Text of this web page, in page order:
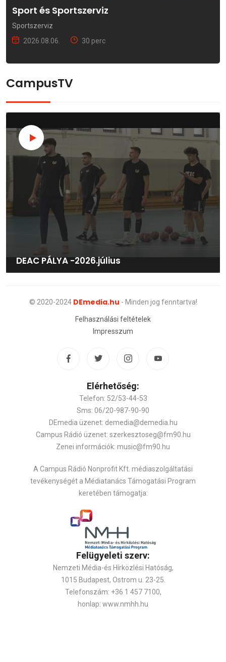
Sport és Sportszerviz
Sportszerviz
2026.08.06.
30 perc
CampusTV
DEAC PÁLYA -2026.július
© 2020-2024 DEmedia.hu - Minden jog fenntartva!
Felhasználási feltételek
Impresszum
Elérhetőség:
Telefon: 52/53-44-53
Sms: 06/20-987-90-90
DEmedia üzenet: demedia@demedia.hu
Campus Rádió üzenet: szerkesztoseg@fm90.hu
Zenei információk: music@fm90.hu
A Campus Rádió Nonprofit Kft. médiaszolgáltatási
tevékenységét a Médiatanács Támogatási Program
keretében támogatja:
Felügyeleti szerv:
Nemzeti Média-és Hírközlési Hatóság,
1015 Budapest, Ostrom u. 23-25.
Telefonszám: +36 1 457 7100,
honlap: www.nmhh.hu